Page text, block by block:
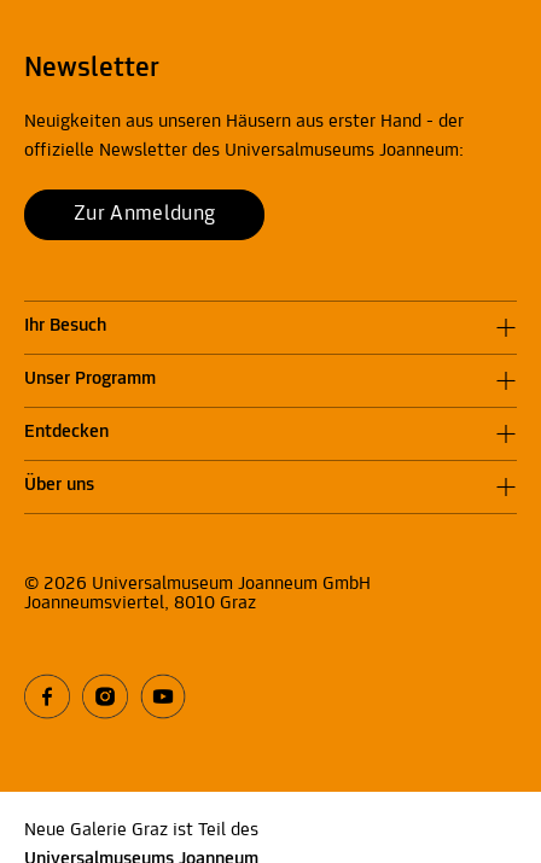
Newsletter
Neuigkeiten aus unseren Häusern aus erster Hand - der
offizielle Newsletter des Universalmuseums Joanneum:
Zur Anmeldung
Ihr Besuch
Unser Programm
Entdecken
Über uns
© 2026 Universalmuseum Joanneum GmbH
Joanneumsviertel, 8010 Graz
Neue Galerie Graz ist Teil des